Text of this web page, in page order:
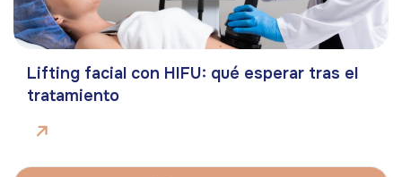
Lifting facial con HIFU: qué esperar tras el
tratamiento